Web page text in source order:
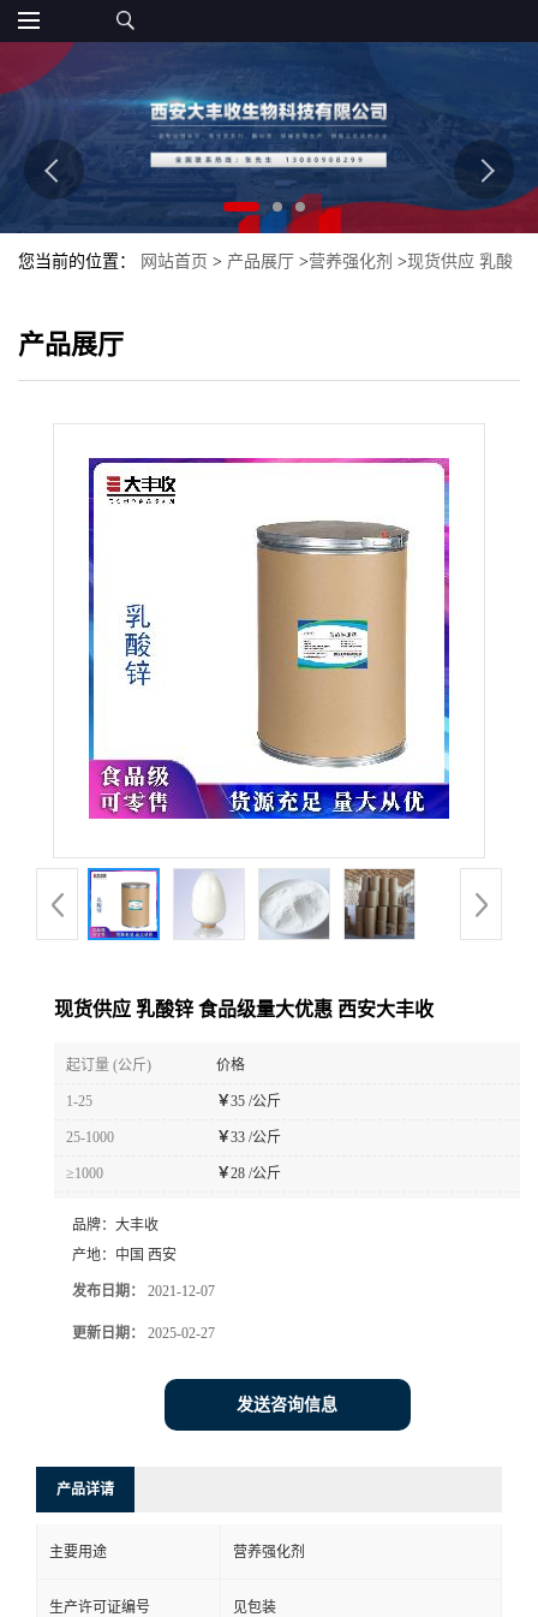
您当前的位置： 网站首页 > 产品展厅 >营养强化剂 >现货供应 乳酸
产品展厅
现货供应 乳酸锌 食品级量大优惠 西安大丰收
起订量 (公斤) 价格
1-25 ￥35 /公斤
25-1000 ￥33 /公斤
≥1000 ￥28 /公斤
品牌： 大丰收
产地： 中国 西安
发布日期： 2021-12-07
更新日期： 2025-02-27
发送咨询信息
产品详请
主要用途 营养强化剂
生产许可证编号 见包装